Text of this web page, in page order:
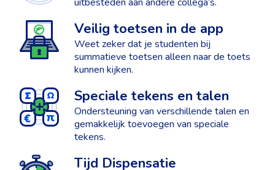
Veilig toetsen in de app
Weet zeker dat je studenten bij
summatieve toetsen alleen naar de toets
kunnen kijken.
Speciale tekens en talen
Ondersteuning van verschillende talen en
gemakkelijk toevoegen van speciale
tekens.
Tijd Dispensatie